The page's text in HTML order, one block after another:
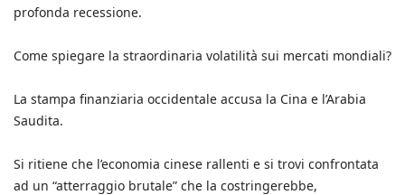
profonda recessione.
Come spiegare la straordinaria volatilità sui mercati mondiali?
La stampa finanziaria occidentale accusa la Cina e l’Arabia
Saudita.
Si ritiene che l’economia cinese rallenti e si trovi confrontata
ad un “atterraggio brutale” che la costringerebbe,